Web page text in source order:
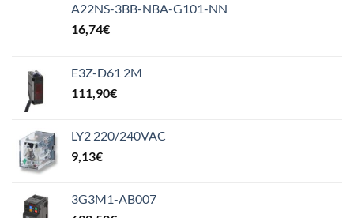
A22NS-3BB-NBA-G101-NN
16,74€
E3Z-D61 2M
111,90€
LY2 220/240VAC
9,13€
3G3M1-AB007